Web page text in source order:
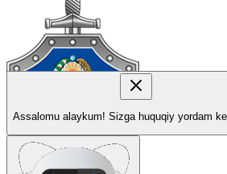
Assalomu alaykum! Sizga huquqiy yordam